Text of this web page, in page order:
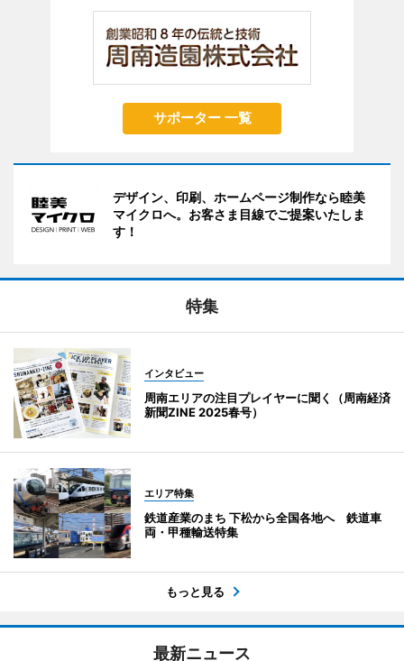
サポーター 一覧
デザイン、印刷、ホームページ制作なら睦美
マイクロへ。お客さま目線でご提案いたしま
す！
特集
インタビュー
周南エリアの注目プレイヤーに聞く（周南経済
新聞ZINE 2025春号）
エリア特集
鉄道産業のまち 下松から全国各地へ 鉄道車
両・甲種輸送特集
もっと見る
最新ニュース